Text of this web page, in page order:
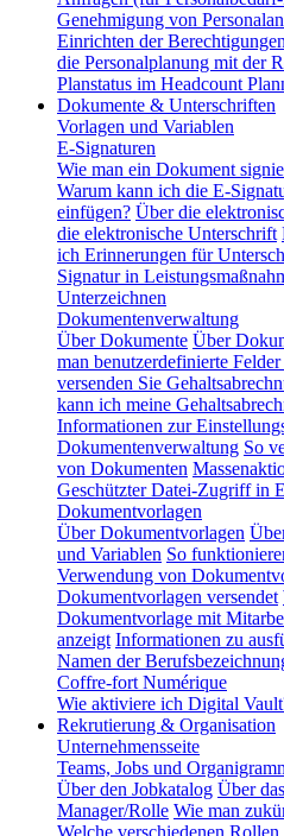
Genehmigung von
Einrichten der
die Personalplanung mit der
Planstatus im Headcount
Dokumente & Unterschriften
Vorlagen und Variablen
E-Signaturen
Wie man ein Dokument
Warum kann ich die E-
einfügen? Über die
die elektronische Unterschrift
ich Erinnerungen für
Signatur in
Unterzeichnen
Dokumentenverwaltung
Über Dokumente Über
man benutzerdefinierte
versenden Sie
kann ich meine
Informationen zur
Dokumentenverwaltung So
von Dokumenten
Geschützter Datei-Zugriff in
Dokumentvorlagen
Über Dokumentvorlagen
und Variablen So
Verwendung von
Dokumentvorlagen versendet
Dokumentvorlage mit
anzeigt Informationen zu
Namen der
Coffre-fort Numérique
Wie aktiviere ich Digital
Rekrutierung & Organisation
Unternehmensseite
Teams, Jobs und
Über den Jobkatalog Über
Manager/Rolle Wie man
Welche verschiedenen